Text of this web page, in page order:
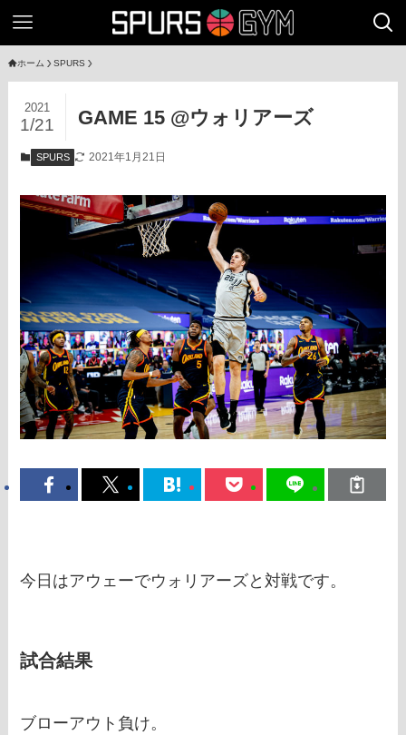
ホーム SPURS
GAME 15 @ウォリアーズ
2021
1/21
SPURS 2021年1月21日
今日はアウェーでウォリアーズと対戦です。
試合結果
ブローアウト負け。